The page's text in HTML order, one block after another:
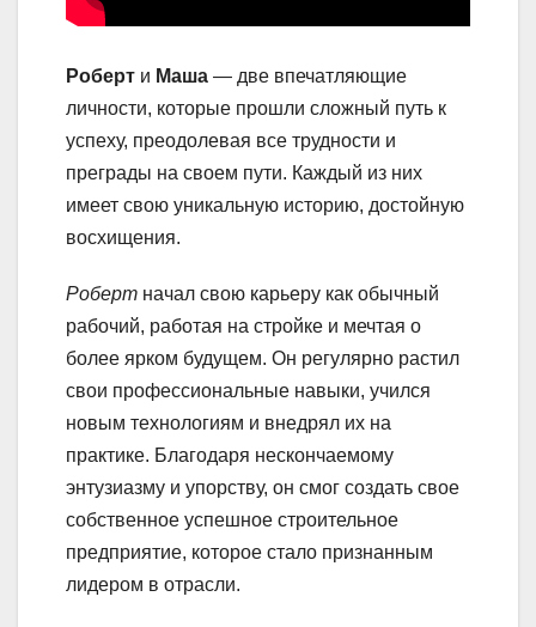
Роберт и Маша — две впечатляющие
личности, которые прошли сложный путь к
успеху, преодолевая все трудности и
преграды на своем пути. Каждый из них
имеет свою уникальную историю, достойную
восхищения.
Роберт начал свою карьеру как обычный
рабочий, работая на стройке и мечтая о
более ярком будущем. Он регулярно растил
свои профессиональные навыки, учился
новым технологиям и внедрял их на
практике. Благодаря нескончаемому
энтузиазму и упорству, он смог создать свое
собственное успешное строительное
предприятие, которое стало признанным
лидером в отрасли.